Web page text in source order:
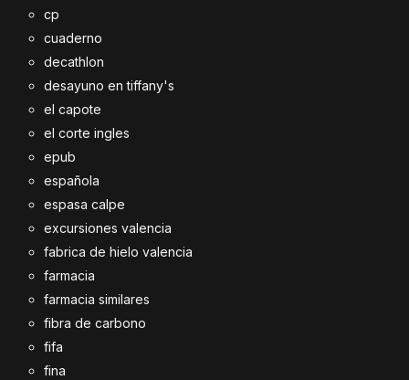
cp
cuaderno
decathlon
desayuno en tiffany's
el capote
el corte ingles
epub
española
espasa calpe
excursiones valencia
fabrica de hielo valencia
farmacia
farmacia similares
fibra de carbono
fifa
fina